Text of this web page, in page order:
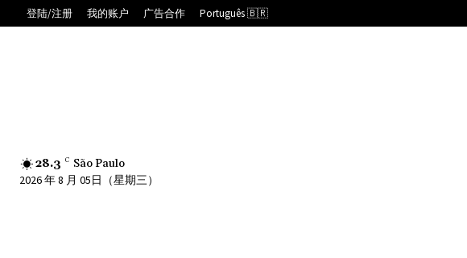
登陆/注册 我的账户 广告合作 Português 🇧🇷
28.3 C São Paulo
2026 年 8 月 05日（星期三）